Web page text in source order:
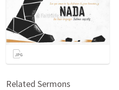
Related Sermons